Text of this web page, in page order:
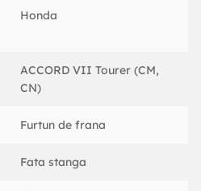
Honda
ACCORD VII Tourer (CM,
CN)
Furtun de frana
Fata stanga